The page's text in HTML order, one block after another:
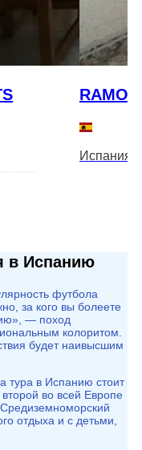
Испания
в Испанию
футбола
за кого вы болеете
— поход
колоритом.
будет наивысшим
тура в Испанию стоит
во всей Европе
отдыха и с детьми,